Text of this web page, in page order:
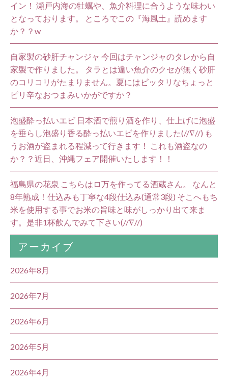
イン！ 瀬戸内海の牡蠣や、魚介料理に合うような味わい
となっております。 ところでこの『海風土』読めます
か？？w
自家製の砂肝チャンジャ 今回はチャンジャのタレから自
家製で作りました。 タラとは違い魚介のクセが無く砂肝
のコリコリがたまりません。夏にはピッタリなちょっと
ピリ辛なおつまみいかがですか？
泡盛酔っ払いエビ 日本酒で煎り酒を作り、仕上げに泡盛
を垂らし泡盛り香る酔っ払いエビを作りました(//∇//) も
うお酒が盗まれる程減って行きます！ これも酒盗なの
か？？近日、沖縄フェア開催いたします！！
福島県の花泉 こちらはロ万を作ってる酒蔵さん。 なんと
8年熟成！仕込みも丁寧な4段仕込み(通常3段) そこへもち
米を使用する事でお米の旨味と味がしっかり出て来ま
す。是非1杯飲んでみて下さい(//∇//)
アーカイブ
2026年8月
2026年7月
2026年6月
2026年5月
2026年4月